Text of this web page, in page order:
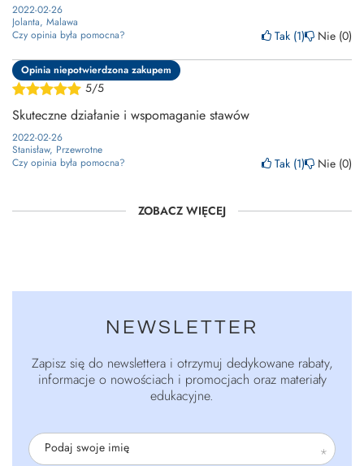
2022-02-26
Jolanta, Malawa
Czy opinia była pomocna?
Tak 1 Nie 0
5/5
Opinia niepotwierdzona zakupem
Skuteczne działanie i wspomaganie stawów
2022-02-26
Stanisław, Przewrotne
Czy opinia była pomocna?
Tak 1 Nie 0
ZOBACZ WIĘCEJ
NEWSLETTER
Zapisz się do newslettera i otrzymuj dedykowane rabaty,
informacje o nowościach i promocjach oraz materiały
edukacyjne.
Podaj swoje imię